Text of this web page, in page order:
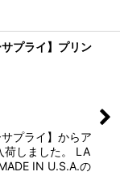
サプライ】プリン
プライ】からア
荷しました。 LA
IN U.S.A.の